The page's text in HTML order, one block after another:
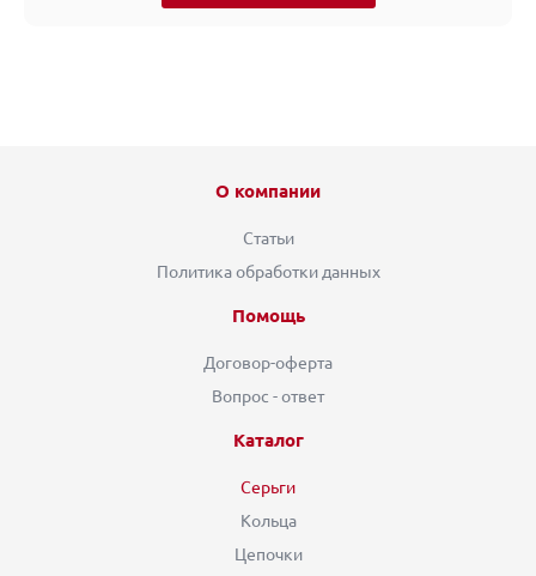
О компании
Статьи
Политика обработки данных
Помощь
Договор-оферта
Вопрос - ответ
Каталог
Серьги
Кольца
Цепочки